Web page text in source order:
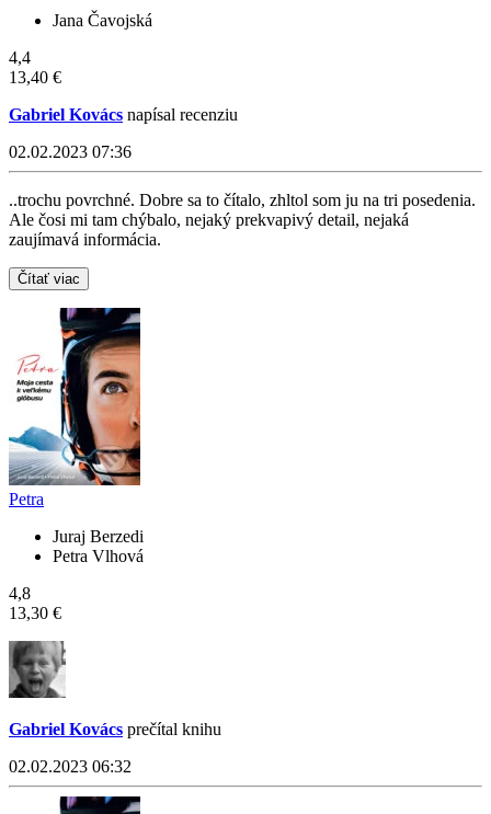
Jana Čavojská
4,4
13,40 €
Gabriel Kovács napísal recenziu
02.02.2023 07:36
..trochu povrchné. Dobre sa to čítalo, zhltol som ju na tri posedenia.
Ale čosi mi tam chýbalo, nejaký prekvapivý detail, nejaká
zaujímavá informácia.
Čítať viac
Petra
Juraj Berzedi
Petra Vlhová
4,8
13,30 €
Gabriel Kovács prečítal knihu
02.02.2023 06:32